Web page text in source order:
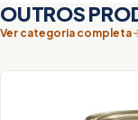
OUTROS
Ver categoria completa